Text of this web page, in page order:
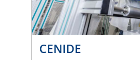
CENIDE